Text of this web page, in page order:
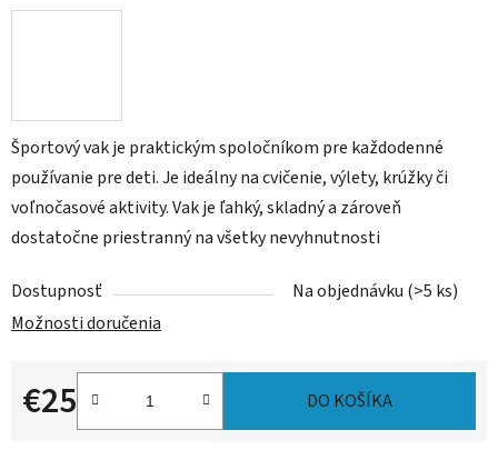
Športový vak je praktickým spoločníkom pre každodenné
používanie pre deti. Je ideálny na cvičenie, výlety, krúžky či
voľnočasové aktivity. Vak je ľahký, skladný a zároveň
dostatočne priestranný na všetky nevyhnutnosti
Dostupnosť Na objednávku (>5 ks)
Možnosti doručenia
€25
Jednotková cena:
DO KOŠÍKA